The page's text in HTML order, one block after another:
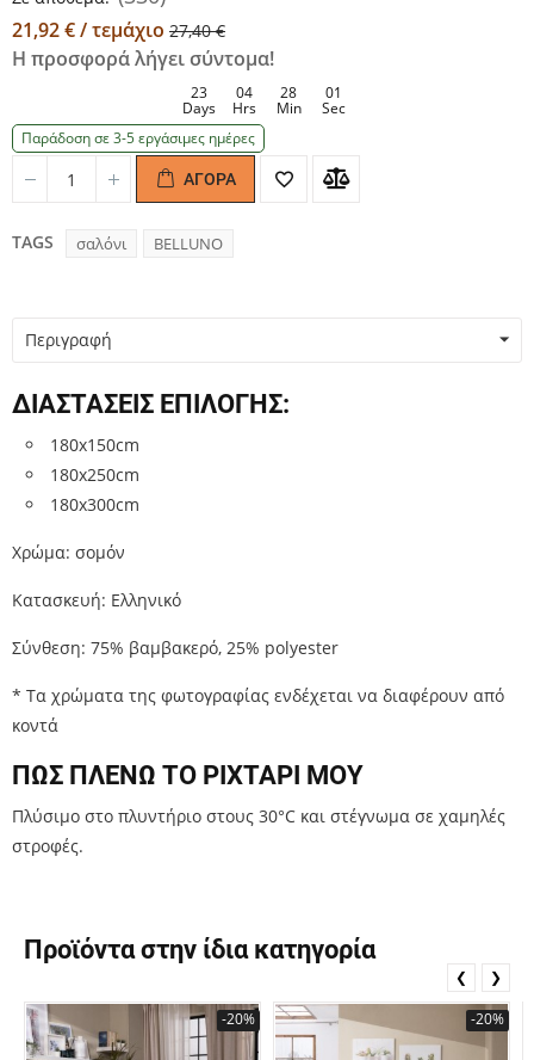
21,92 € / τεμάχιο 27,40 €
Η προσφορά λήγει σύντομα!
23
Days
04
Hrs
28
Min
01
Sec
Παράδοση σε 3-5 εργάσιμες ημέρες
Quantity
Quantity ΑΓΟΡΆ
TAGS σαλόνι BELLUNO
Περιγραφή
ΔΙΑΣΤΑΣΕΙΣ ΕΠΙΛΟΓΗΣ:
180x150cm
180x250cm
180x300cm
Χρώμα: σομόν
Κατασκευή: Ελληνικό
Σύνθεση: 75% βαμβακερό, 25% polyester
* Τα χρώματα της φωτογραφίας ενδέχεται να διαφέρουν από
κοντά
ΠΩΣ ΠΛΕΝΩ ΤΟ ΡΙΧΤΑΡΙ ΜΟΥ
Πλύσιμο στο πλυντήριο στους 30°C και στέγνωμα σε χαμηλές
στροφές.
Προϊόντα στην ίδια κατηγορία
-20% -20%
❮ ❯